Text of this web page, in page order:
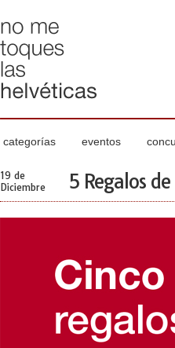
categorías eventos
19 de
Diciembre
5 Regalos